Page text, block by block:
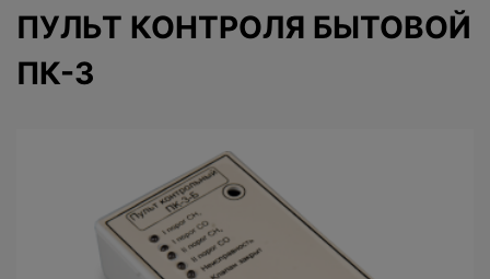
ПУЛЬТ КОНТРОЛЯ БЫТОВОЙ
ПК-3